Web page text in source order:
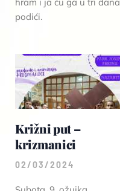
podići.
Križni put –
krizmanici
02/03/2024